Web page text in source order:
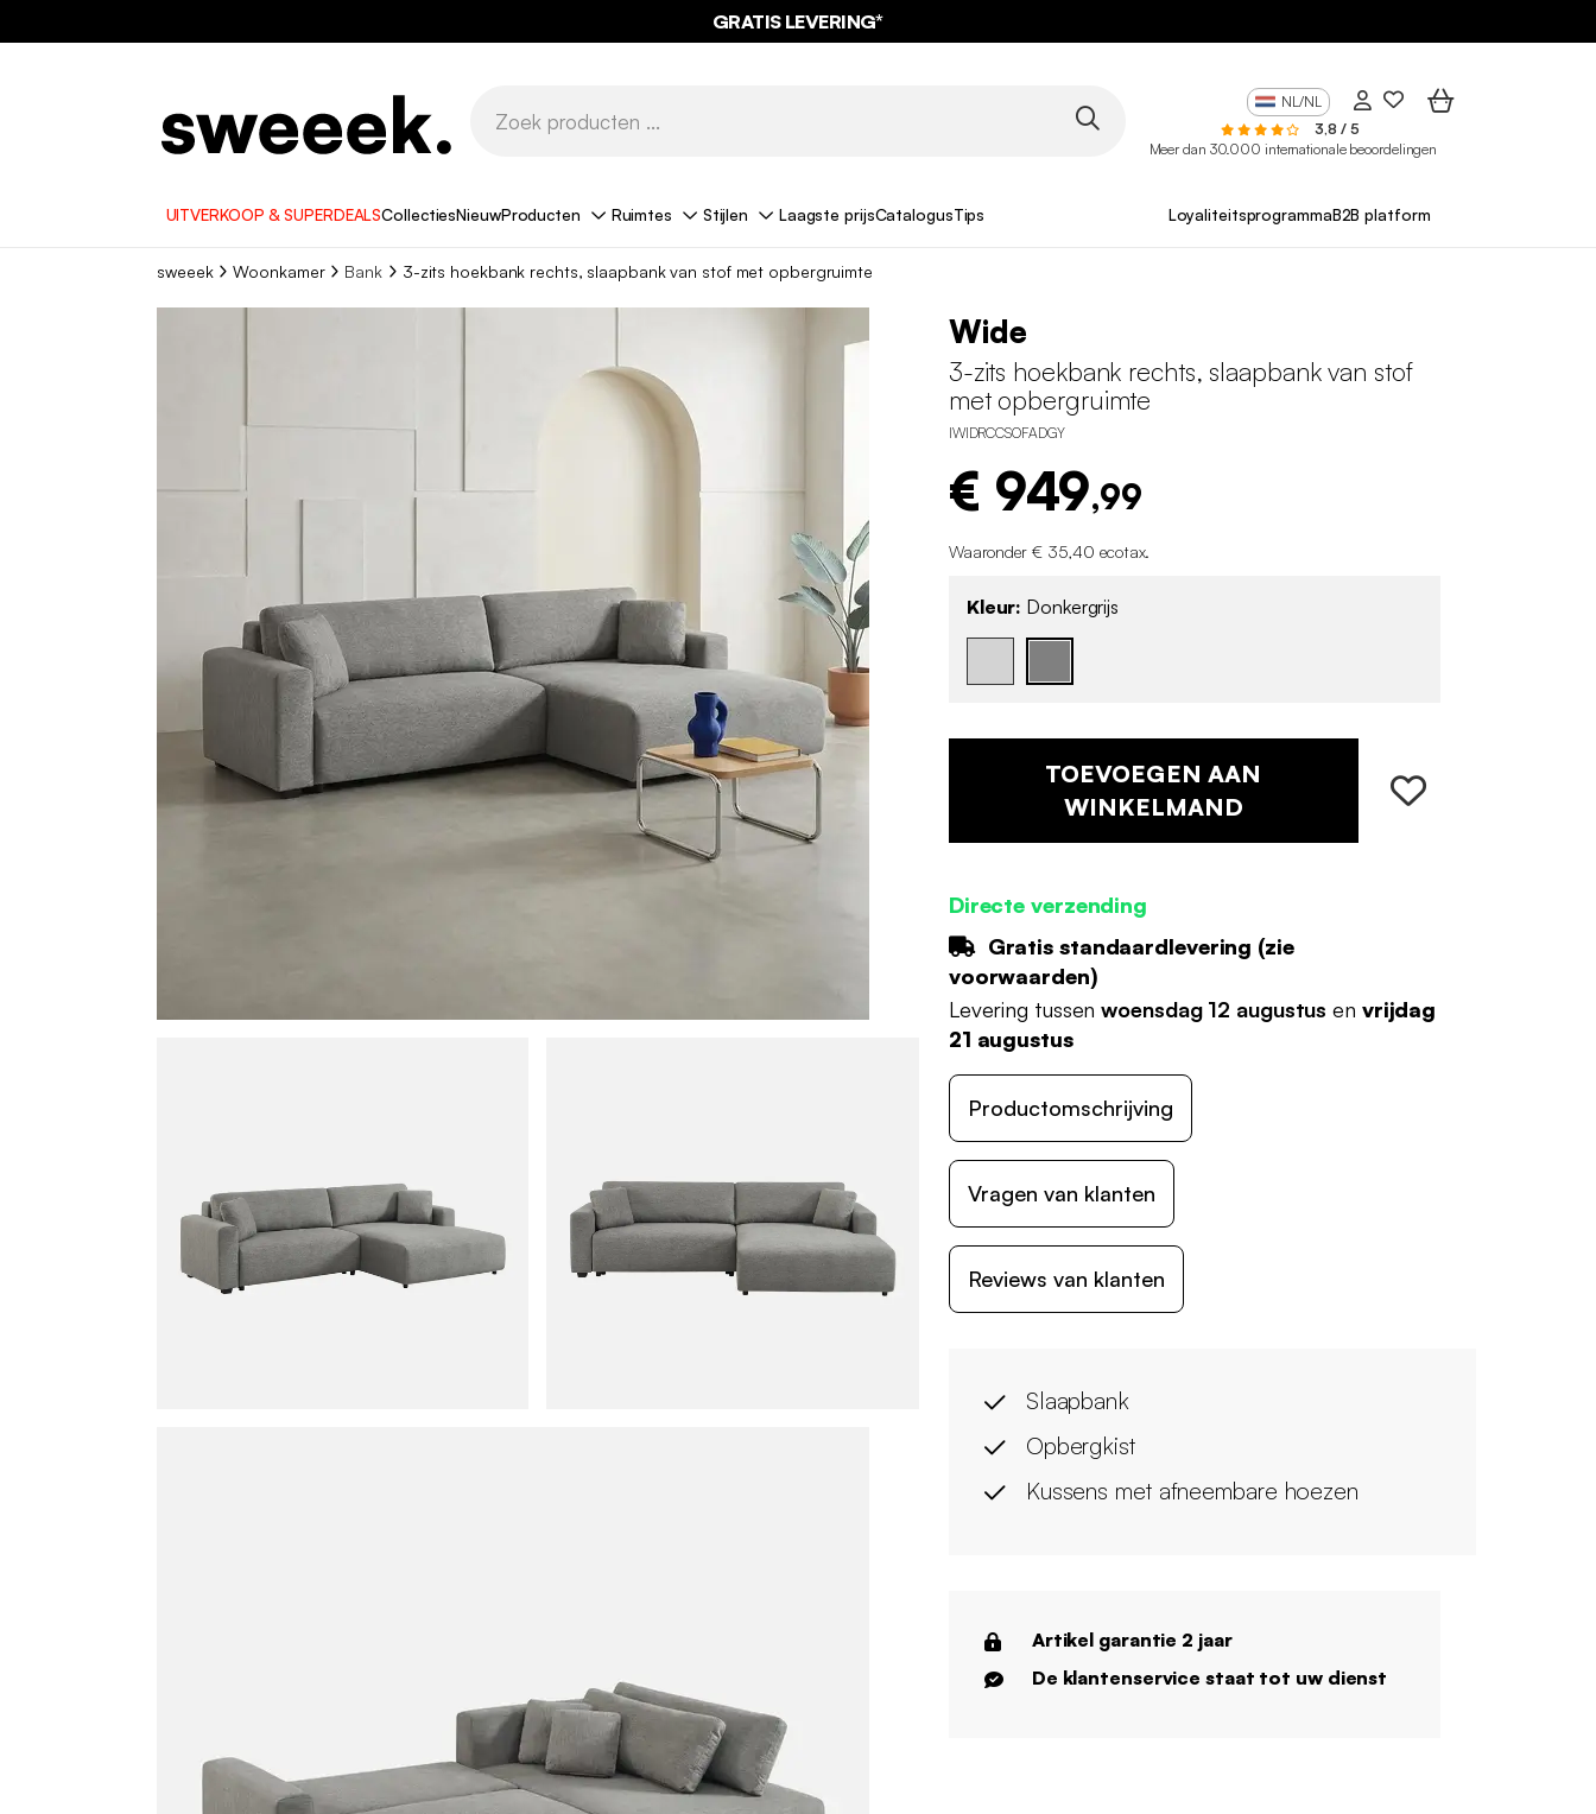
GRATIS LEVERING*
NL/NL
3,8 / 5
Meer dan 30.000 internationale beoordelingen
UITVERKOOP & SUPERDEALSCollectiesNieuwProducten Ruimtes Stijlen Laagste prijsCatalogusTips LoyaliteitsprogrammaB2B platform
sweeek Woonkamer Bank 3-zits hoekbank rechts, slaapbank van stof met opbergruimte
Wide
3-zits hoekbank rechts, slaapbank van stof
met opbergruimte
IWIDRCCSOFADGY
€ 949,99
Waaronder € 35,40 ecotax.
Kleur: Donkergrijs
TOEVOEGEN AAN
WINKELMAND
Directe verzending
Gratis standaardlevering (zie
voorwaarden)
Levering tussenwoensdag 12 augustus en vrijdag
21 augustus
Productomschrijving
Vragen van klanten
Reviews van klanten
Slaapbank
Opbergkist
Kussens met afneembare hoezen
Artikel garantie 2 jaar
De klantenservice staat tot uw dienst